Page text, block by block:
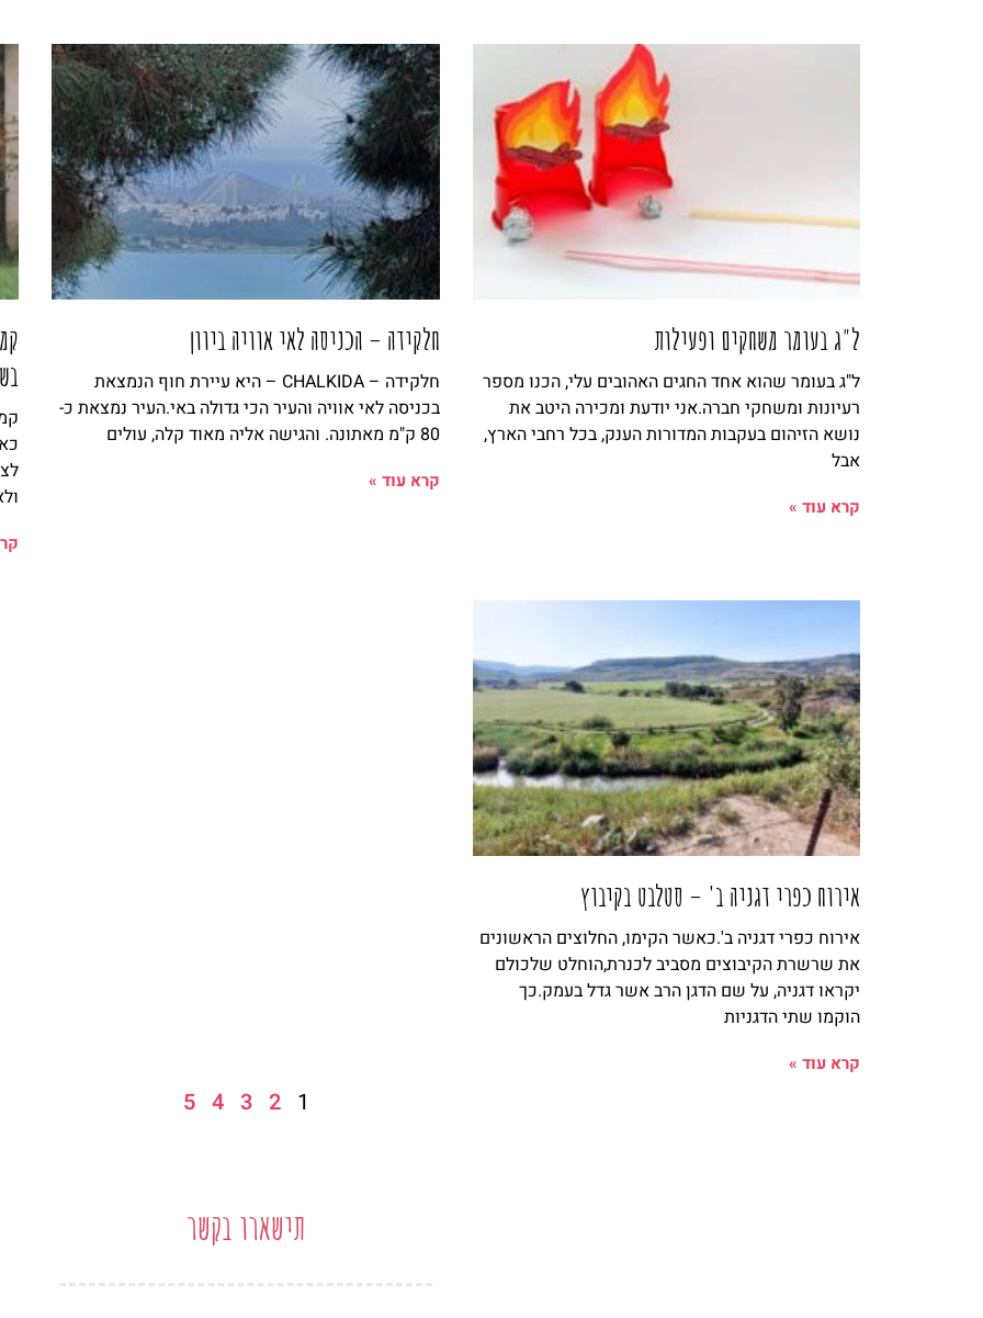
ל"ג בעומר משחקים ופעילות
ל"ג בעומר שהוא אחד החגים האהובים עלי, הכנו מספר
רעיונות ומשחקי חברה.אני יודעת ומכירה היטב את
נושא הזיהום בעקבות המדורות הענק, בכל רחבי הארץ,
אבל
קרא עוד »
חלקידה – הכניסה לאי אוויה ביוון
חלקידה – CHALKIDA – היא עיירת חוף הנמצאת
בכניסה לאי אוויה והעיר הכי גדולה באי.העיר נמצאת כ-
80 ק"מ מאתונה. והגישה אליה מאוד קלה, עולים
קרא עוד »
אירוח כפרי דגניה ב' – סטלבט בקיבוץ
אירוח כפרי דגניה ב'.כאשר הקימו, החלוצים הראשונים
את שרשרת הקיבוצים מסביב לכנרת,הוחלט שלכולם
יקראו דגניה, על שם הדגן הרב אשר גדל בעמק.כך
הוקמו שתי הדגניות
קרא עוד »
1
2
3
4
5
תישארו בקשר